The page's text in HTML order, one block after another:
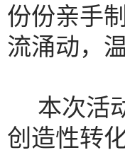
份份亲手
流涌动，
本次活
创造性转